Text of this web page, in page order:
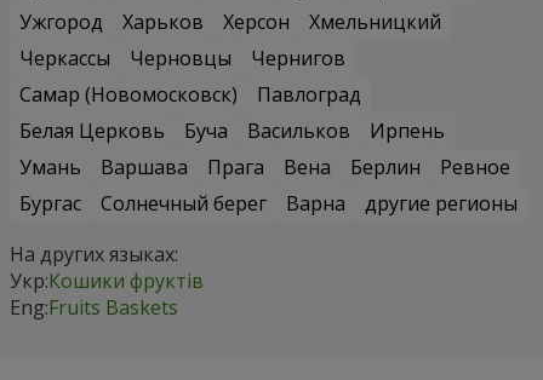
Ужгород
Харьков Херсон
Хмельницкий
Черкассы
Черновцы
Чернигов
Самар (Новомосковск)
Павлоград
Белая Церковь
Буча Васильков
Ирпень
Умань
Варшава Прага Вена Берлин
Ревное
Бургас
Солнечный берег Варна
другие регионы
На других языках:
Укр:Кошики фруктів
Eng:Fruits Baskets